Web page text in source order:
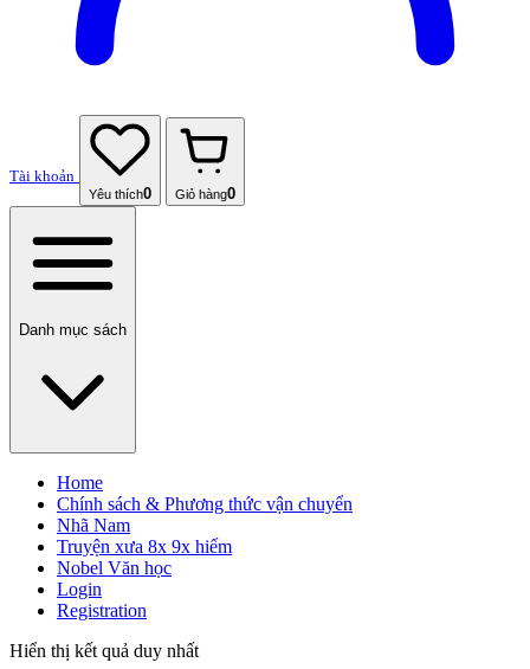
Tài khoản
Yêu thích0 Giỏ hàng0
Danh mục sách
Home
Chính sách & Phương thức vận chuyển
Nhã Nam
Truyện xưa 8x 9x hiếm
Nobel Văn học
Login
Registration
Hiển thị kết quả duy nhất